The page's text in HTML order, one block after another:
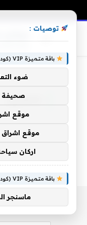
عنصرين
توصيات :
باقة متميزة VIP (كود: AA35872):
ضوء
صحيفة
موقع
موقع اشراق
اركان
باقة متميزة VIP (كود: AA26790):
ماسنجر